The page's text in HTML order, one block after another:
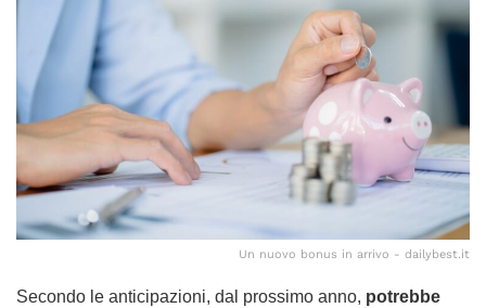
Un nuovo bonus in arrivo - dailybest.it
Secondo le anticipazioni, dal prossimo anno, potrebbe